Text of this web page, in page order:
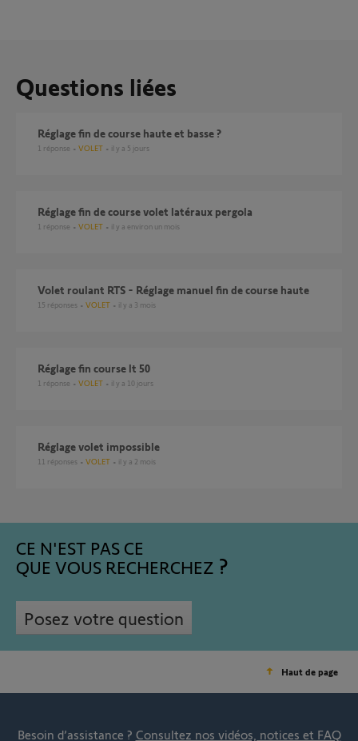
Questions liées
réglage fin de course haute et basse ?
1 réponse VOLET il y a 5 jours
Réglage fin de course volet latéraux pergola
1 réponse VOLET il y a environ un mois
Volet roulant RTS - Réglage manuel fin de course haute
15 réponses VOLET il y a 3 mois
Réglage fin course lt 50
1 réponse VOLET il y a 10 jours
Réglage volet impossible
11 réponses VOLET il y a 2 mois
CE N'EST PAS CE
QUE VOUS RECHERCHEZ
Posez votre question
Haut de page
Besoin d’assistance ? Consultez nos vidéos, notices et FAQ